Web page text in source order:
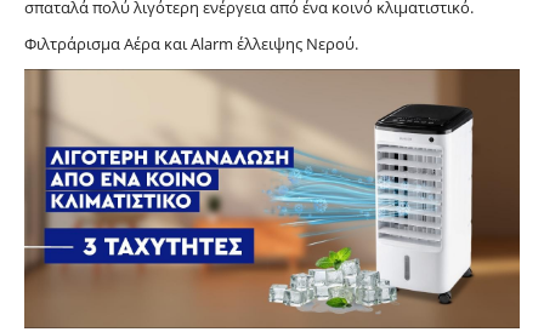
σπαταλά πολύ λιγότερη ενέργεια από ένα κοινό κλιματιστικό.
Φιλτράρισμα Αέρα και Alarm έλλειψης Νερού.